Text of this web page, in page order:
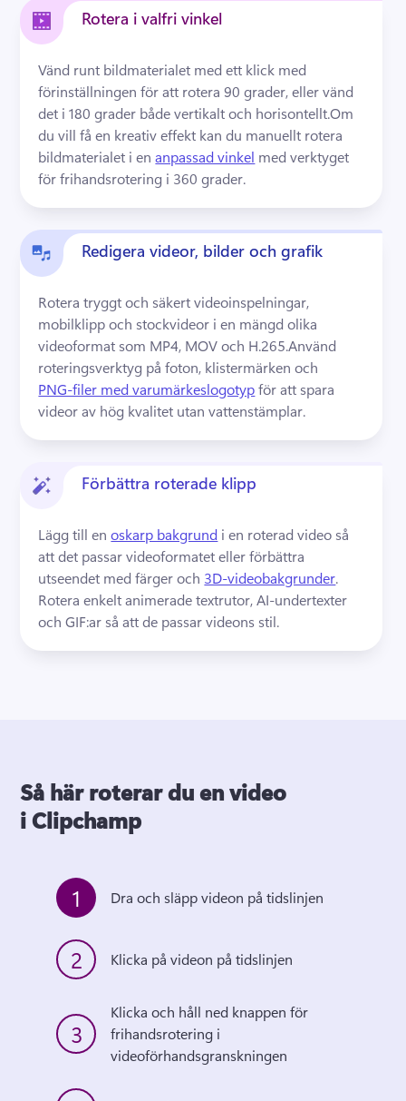
Rotera i valfri vinkel
Vänd runt bildmaterialet med ett klick med
förinställningen för att rotera 90 grader, eller vänd
det i 180 grader både vertikalt och horisontellt.Om
du vill få en kreativ effekt kan du manuellt rotera
bildmaterialet i en anpassad vinkel med verktyget
för frihandsrotering i 360 grader.
Redigera videor, bilder och grafik
Rotera tryggt och säkert videoinspelningar,
mobilklipp och stockvideor i en mängd olika
videoformat som MP4, MOV och H.265.Använd
roteringsverktyg på foton, klistermärken och
PNG-filer med varumärkeslogotyp för att spara
videor av hög kvalitet utan vattenstämplar.
Förbättra roterade klipp
Lägg till en oskarp bakgrund i en roterad video så
att det passar videoformatet eller förbättra
utseendet med färger och 3D-videobakgrunder
Rotera enkelt animerade textrutor, AI-undertexter
och GIF:ar så att de passar videons stil.
Så här roterar du en video
i Clipchamp
1 Dra och släpp videon på tidslinjen
2 Klicka på videon på tidslinjen
3
Klicka och håll ned knappen för
frihandsrotering i
videoförhandsgranskningen